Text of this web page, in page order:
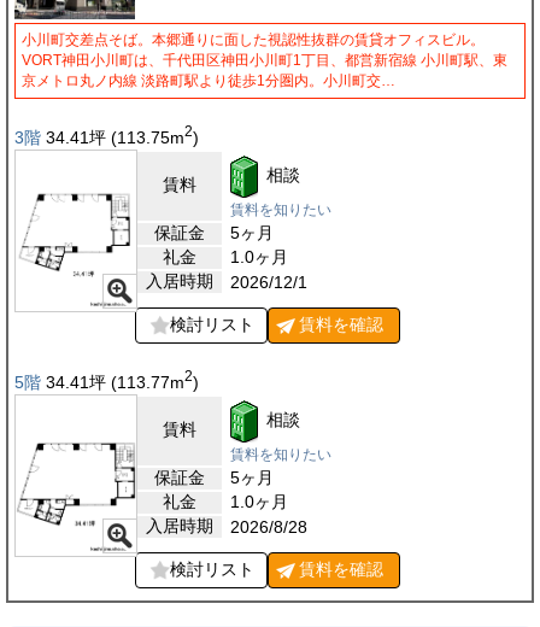
小川町交差点そば。本郷通りに面した視認性抜群の賃貸オフィスビル。
VORT神田小川町は、千代田区神田小川町1丁目、都営新宿線 小川町駅、東
京メトロ丸ノ内線 淡路町駅より徒歩1分圏内。小川町交…
3階 34.41坪 (113.75m2)
賃料 相談
賃料を知りたい
保証金
5ヶ月
礼金
1.0ヶ月
入居時期
2026/12/1
検討リスト 賃料を確認
5階 34.41坪 (113.77m2)
賃料 相談
賃料を知りたい
保証金
5ヶ月
礼金
1.0ヶ月
入居時期
2026/8/28
検討リスト 賃料を確認